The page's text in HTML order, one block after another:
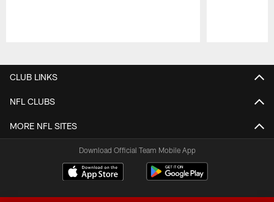
CLUB LINKS
NFL CLUBS
MORE NFL SITES
Download Official Team Mobile App